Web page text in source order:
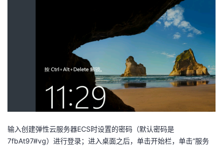
输入创建弹性云服务器ECS时设置的密码（默认密码是
7fbAt97#vg）进行登录；进入桌面之后，单击开始栏，单击“服务